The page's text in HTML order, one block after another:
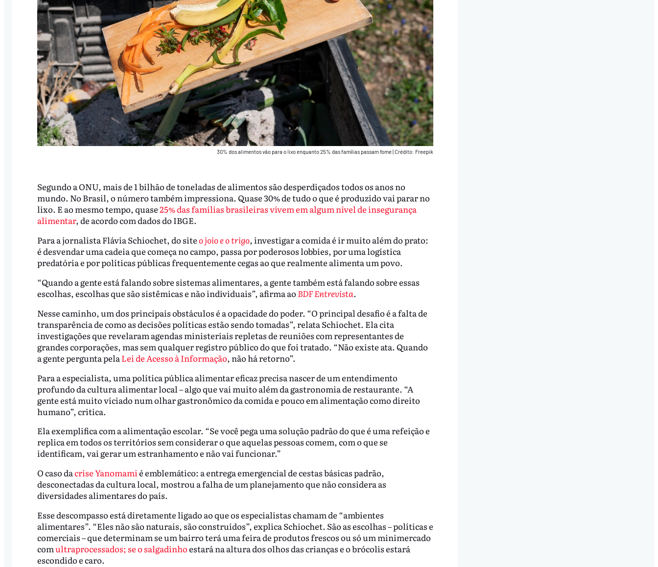
30% dos alimentos vão para o lixo enquanto 25% das famílias passam fome Crédito: Freepik
Segundo a ONU, mais de 1 bilhão de toneladas de alimentos são desperdiçados todos os anos no
mundo. No Brasil, o número também impressiona. Quase 30% de tudo o que é produzido vai parar no
lixo. E ao mesmo tempo, quase25% das famílias brasileiras vivem em algum nível de insegurança
alimentar, de acordo com dados do IBGE.
Para a jornalista Flávia Schiochet, do siteo joio e o trigo, investigar a comida é ir muito além do prato:
é desvendar uma cadeia que começa no campo, passa por poderosos lobbies, por uma logística
predatória e por políticas públicas frequentemente cegas ao que realmente alimenta um povo.
“Quando a gente está falando sobre sistemas alimentares, a gente também está falando sobre essas
escolhas, escolhas que são sistêmicas e não individuais”, afirma ao BDF Entrevista.
Nesse caminho, um dos principais obstáculos é a opacidade do poder. “O principal desafio é a falta de
transparência de como as decisões políticas estão sendo tomadas”, relata Schiochet. Ela cita
investigações que revelaram agendas ministeriais repletas de reuniões com representantes de
grandes corporações, mas sem qualquer registro público do que foi tratado. “Não existe ata. Quando
a gente pergunta pela Lei de Acesso à Informação, não há retorno”.
Para a especialista, uma política pública alimentar eficaz precisa nascer de um entendimento
profundo da cultura alimentar local – algo que vai muito além da gastronomia de restaurante. “A
gente está muito viciado num olhar gastronômico da comida e pouco em alimentação como direito
humano”, critica.
Ela exemplifica com a alimentação escolar. “Se você pega uma solução padrão do que é uma refeição e
replica em todos os territórios sem considerar o que aquelas pessoas comem, com o que se
identificam, vai gerar um estranhamento e não vai funcionar.”
O caso dacrise Yanomamié emblemático: a entrega emergencial de cestas básicas padrão,
desconectadas da cultura local, mostrou a falha de um planejamento que não considera as
diversidades alimentares do país.
Esse descompasso está diretamente ligado ao que os especialistas chamam de “ambientes
alimentares”. “Eles não são naturais, são construídos”, explica Schiochet. São as escolhas – políticas e
comerciais – que determinam se um bairro terá uma feira de produtos frescos ou só um minimercado
comultraprocessados; se o salgadinhoestará na altura dos olhos das crianças e o brócolis estará
escondido e caro.